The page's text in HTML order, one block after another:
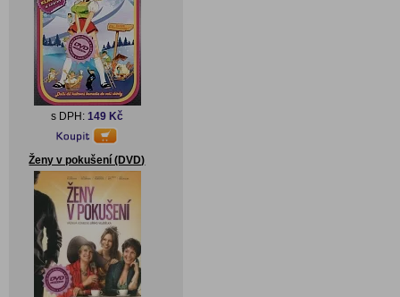
s DPH: 149 Kč
Ženy v pokušení (DVD)